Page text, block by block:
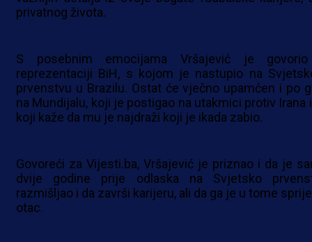
privatnog života.
S posebnim emocijama Vršajević je
reprezentaciji BiH, s kojom je nastupio na
prvenstvu u Brazilu. Ostat će vječno upamćen i po
na Mundijalu, koji je postigao na utakmici protiv Irana
koji kaže da mu je najdraži koji je ikada zabio.
Govoreći za Vijesti.ba, Vršajević je priznao i da je
dvije godine prije odlaska na Svjetsko
razmišljao i da završi karijeru, ali da ga je u tome
otac.